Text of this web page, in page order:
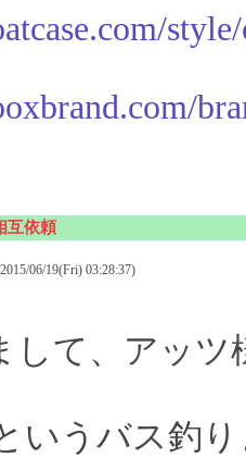
互依頼
06/19(Fri) 03:28:37)
して、アッツ
いうバス釣